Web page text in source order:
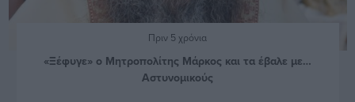
Πριν 5 χρόνια
«Ξέφυγε» ο Μητροπολίτης Μάρκος και τα έβαλε με…
Αστυνομικούς